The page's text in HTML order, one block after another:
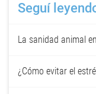
Seguí
La sanidad animal
¿Cómo evitar el